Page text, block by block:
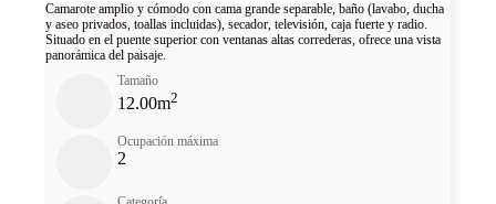
Camarote amplio y cómodo con cama grande separable, baño (lavabo, ducha
y aseo privados, toallas incluidas), secador, televisión, caja fuerte y radio.
Situado en el puente superior con ventanas altas correderas, ofrece una vista
panorámica del paisaje.
Tamaño
12.00m2
Ocupación máxima
2